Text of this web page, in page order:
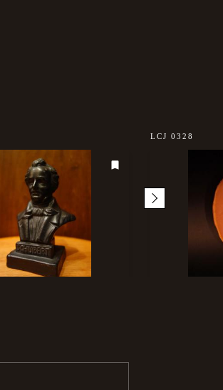
LCJ 0328